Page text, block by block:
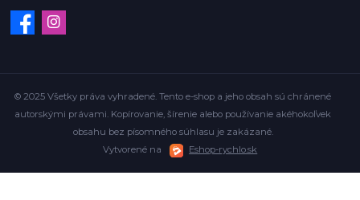
© 2025 Všetky práva vyhradené. Tento e-shop a jeho obsah sú chránené
autorskými právami. Kopírovanie, šírenie alebo používanie akéhokoľvek
obsahu bez písomného súhlasu je zakázané.
Vytvorené na
Eshop-rychlo.sk